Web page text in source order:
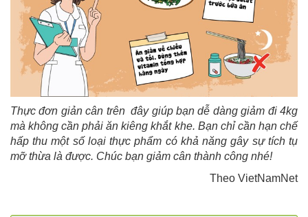
Thực đơn giản cân trên đây giúp bạn dễ dàng giảm đi 4kg
mà không cần phải ăn kiêng khắt khe. Bạn chỉ cần hạn chế
hấp thu một số loại thực phẩm có khả năng gây sự tích tụ
mỡ thừa là được. Chúc bạn giảm cân thành công nhé!
Theo VietNamNet